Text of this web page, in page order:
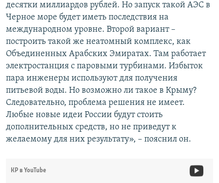
десятки миллиардов рублей. Но запуск такой АЭС в
Черное море будет иметь последствия на
международном уровне. Второй вариант –
построить такой же неатомный комплекс, как
Объединенных Арабских Эмиратах. Там работает
электростанция с паровыми турбинами. Избыток
пара инженеры используют для получения
питьевой воды. Но возможно ли такое в Крыму?
Следовательно, проблема решения не имеет.
Любые новые идеи России будут стоить
дополнительных средств, но не приведут к
желаемому для них результату», – пояснил он.
КР в YouTube